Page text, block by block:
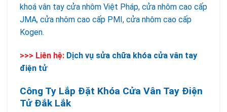
khoá vân tay cửa nhôm Việt Pháp, cửa nhôm cao cấp
JMA, cửa nhôm cao cấp PMI, cửa nhôm cao cấp
Kogen.
>>> Liên hệ: Dịch vụ sửa chữa khóa cửa vân tay
điện tử
Công Ty Lắp Đặt Khóa Cửa Vân Tay Điện
Tử Đắk Lắk